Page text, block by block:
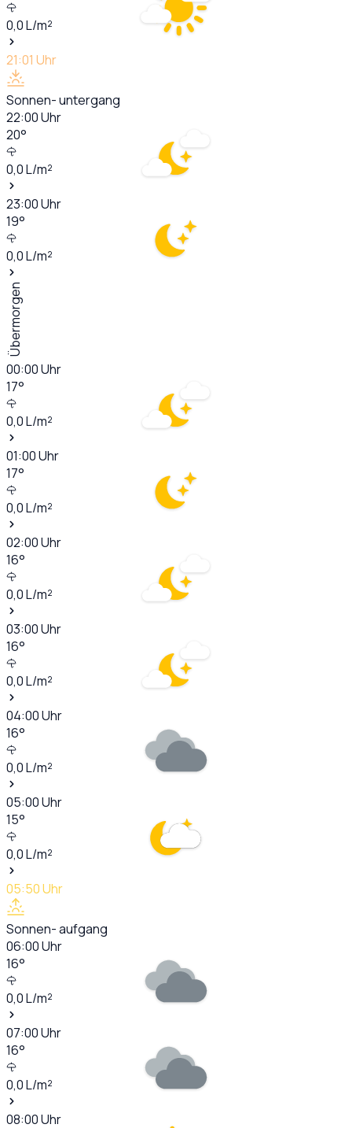
0,0L/m²
21:01 Uhr
Sonnen- untergang
22:00Uhr
20°
0,0L/m²
23:00Uhr
19°
0,0L/m²
Übermorgen
00:00Uhr
17°
0,0L/m²
01:00Uhr
17°
0,0L/m²
02:00Uhr
16°
0,0L/m²
03:00Uhr
16°
0,0L/m²
04:00Uhr
16°
0,0L/m²
05:00Uhr
15°
0,0L/m²
05:50Uhr
Sonnen- aufgang
06:00Uhr
16°
0,0L/m²
07:00Uhr
16°
0,0L/m²
08:00Uhr